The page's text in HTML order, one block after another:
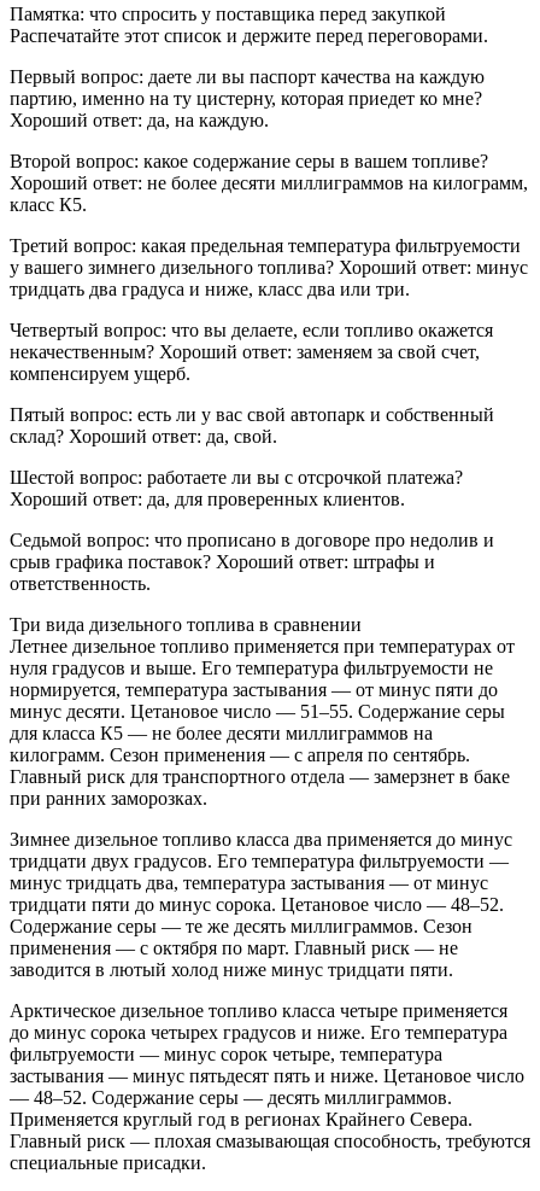
Памятка: что спросить у поставщика перед закупкой
Распечатайте этот список и держите перед переговорами.
Первый вопрос: даете ли вы паспорт качества на каждую
партию, именно на ту цистерну, которая приедет ко мне?
Хороший ответ: да, на каждую.
Второй вопрос: какое содержание серы в вашем топливе?
Хороший ответ: не более десяти миллиграммов на килограмм,
класс К5.
Третий вопрос: какая предельная температура фильтруемости
у вашего зимнего дизельного топлива? Хороший ответ: минус
тридцать два градуса и ниже, класс два или три.
Четвертый вопрос: что вы делаете, если топливо окажется
некачественным? Хороший ответ: заменяем за свой счет,
компенсируем ущерб.
Пятый вопрос: есть ли у вас свой автопарк и собственный
склад? Хороший ответ: да, свой.
Шестой вопрос: работаете ли вы с отсрочкой платежа?
Хороший ответ: да, для проверенных клиентов.
Седьмой вопрос: что прописано в договоре про недолив и
срыв графика поставок? Хороший ответ: штрафы и
ответственность.
Три вида дизельного топлива в сравнении
Летнее дизельное топливо применяется при температурах от
нуля градусов и выше. Его температура фильтруемости не
нормируется, температура застывания — от минус пяти до
минус десяти. Цетановое число — 51–55. Содержание серы
для класса К5 — не более десяти миллиграммов на
килограмм. Сезон применения — с апреля по сентябрь.
Главный риск для транспортного отдела — замерзнет в баке
при ранних заморозках.
Зимнее дизельное топливо класса два применяется до минус
тридцати двух градусов. Его температура фильтруемости —
минус тридцать два, температура застывания — от минус
тридцати пяти до минус сорока. Цетановое число — 48–52.
Содержание серы — те же десять миллиграммов. Сезон
применения — с октября по март. Главный риск — не
заводится в лютый холод ниже минус тридцати пяти.
Арктическое дизельное топливо класса четыре применяется
до минус сорока четырех градусов и ниже. Его температура
фильтруемости — минус сорок четыре, температура
застывания — минус пятьдесят пять и ниже. Цетановое число
— 48–52. Содержание серы — десять миллиграммов.
Применяется круглый год в регионах Крайнего Севера.
Главный риск — плохая смазывающая способность, требуются
специальные присадки.